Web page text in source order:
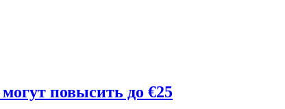
повысить до €25